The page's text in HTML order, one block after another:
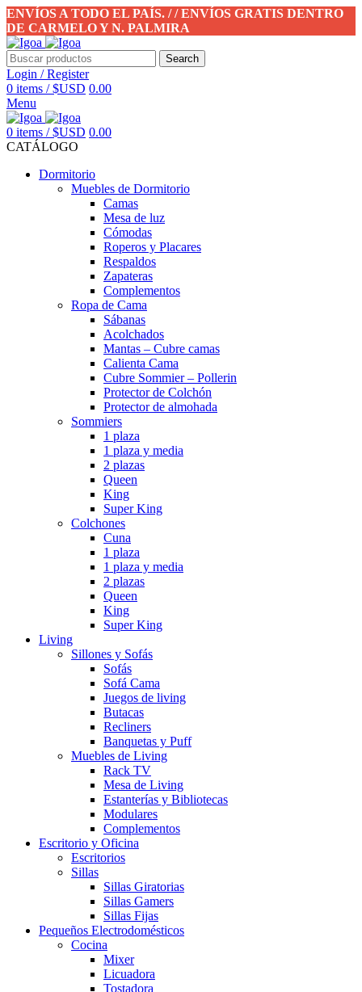
ENVÍOS A TODO EL PAÍS. / / ENVÍOS GRATIS DENTRO
DE CARMELO Y N. PALMIRA
Search
Login / Register
0 items / $USD 0.00
Menu
0 items / $USD 0.00
CATÁLOGO
Dormitorio
Muebles de Dormitorio
Camas
Mesa de luz
Cómodas
Roperos y Placares
Respaldos
Zapateras
Complementos
Ropa de Cama
Sábanas
Acolchados
Mantas – Cubre camas
Calienta Cama
Cubre Sommier – Pollerin
Protector de Colchón
Protector de almohada
Sommiers
1 plaza
1 plaza y media
2 plazas
Queen
King
Super King
Colchones
Cuna
1 plaza
1 plaza y media
2 plazas
Queen
King
Super King
Living
Sillones y Sofás
Sofás
Sofá Cama
Juegos de living
Butacas
Recliners
Banquetas y Puff
Muebles de Living
Rack TV
Mesa de Living
Estanterías y Bibliotecas
Modulares
Complementos
Escritorio y Oficina
Escritorios
Sillas
Sillas Giratorias
Sillas Gamers
Sillas Fijas
Pequeños Electrodomésticos
Cocina
Mixer
Licuadora
Tostadora